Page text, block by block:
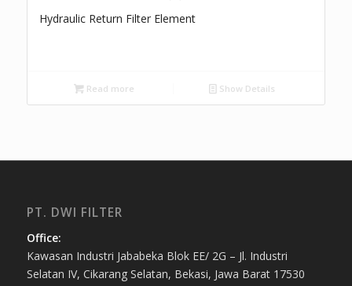
Hydraulic Return Filter Element
Read more Show Details
PT. DWI FILTER
Office:
Kawasan Industri Jababeka Blok EE/ 2G – Jl. Industri
Selatan IV, Cikarang Selatan, Bekasi, Jawa Barat 17530